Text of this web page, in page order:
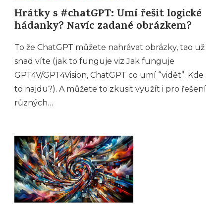
Hrátky s #chatGPT: Umí řešit logické
hádanky? Navíc zadané obrázkem?
To že ChatGPT můžete nahrávat obrázky, tao už
snad víte (jak to funguje viz Jak funguje
GPT4V/GPT4Vision, ChatGPT co umí “vidět”. Kde
to najdu?). A můžete to zkusit využít i pro řešení
různých…